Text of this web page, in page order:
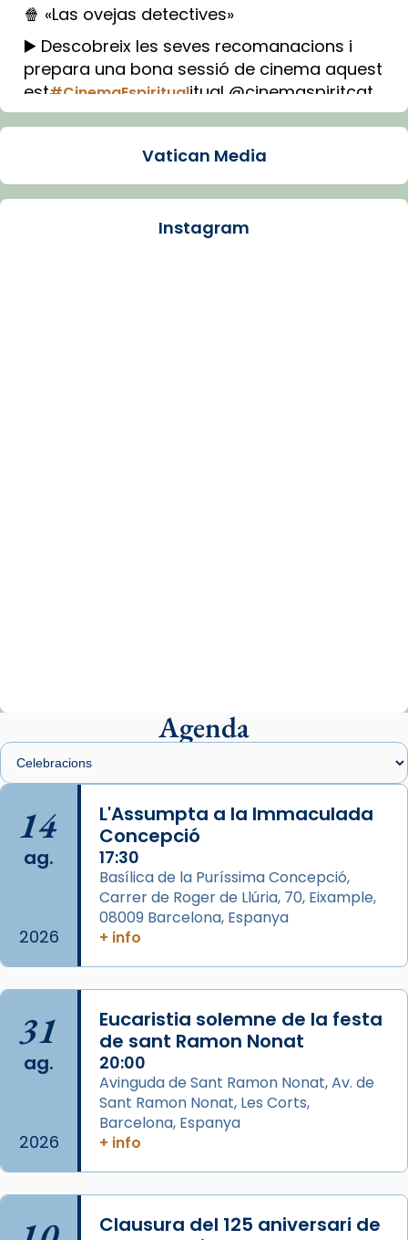
🍿 «Las ovejas detectives»
▶️ Descobreix les seves recomanacions i
prepara una bona sessió de cinema aquest
est#CinemaEspiritualitual @cinemaspiritcat
Imatge: Generada amb IA (OpenAI)
Arquebisbat de Barcelona
presidit aquest 27 de juliol la missa de Les
Santes de Mataró.
🔗
📸 J. Merino
Photo
View on Facebook ·
Arquebisbat de Barcelonais at Catedral
de Barcelona.
2 weeks ago
comitè organitzador de la visita apostòlica
del Sant Pare Lleó XIV a Barcelona, i als
col·laboradors, a la Catedral de Barcelona.
L’arquebisbe de Barcelona, el cardenal Joan
Josep Omella, ha presidit la missa i l’ha
concelebrat el bisbe auxiliar de Barcelona,
Mons. David Abadías.
📸 Dr. G. Simón
Photo
Vatican Media
Instagram
Agenda
14
ag.
2026
L'Assumpta a la Immaculada
Concepció
17:30
Basílica de la Puríssima Concepció,
Carrer de Roger de Llúria, 70, Eixample,
08009 Barcelona, Espanya
+ info
31
ag.
2026
Eucaristia solemne de la festa
de sant Ramon Nonat
20:00
Avinguda de Sant Ramon Nonat, Av. de
Sant Ramon Nonat, Les Corts,
Barcelona, Espanya
+ info
Clausura del 125 aniversari de